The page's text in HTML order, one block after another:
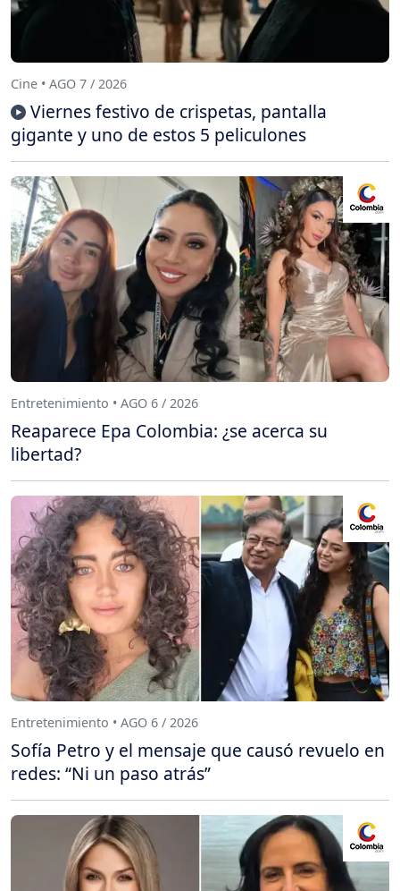
Cine • AGO 7 / 2026
Viernes festivo de crispetas, pantalla
gigante y uno de estos 5 peliculones
Entretenimiento • AGO 6 / 2026
Reaparece Epa Colombia: ¿se acerca su
libertad?
Entretenimiento • AGO 6 / 2026
Sofía Petro y el mensaje que causó revuelo en
redes: “Ni un paso atrás”